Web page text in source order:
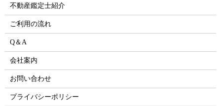
不動産鑑定士紹介
ご利用の流れ
Q＆A
会社案内
お問い合わせ
プライバシーポリシー